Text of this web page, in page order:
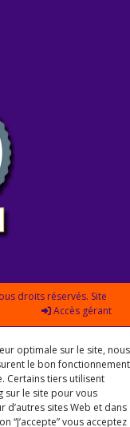
droits réservés. Site
Accès gérant
optimale sur le site, nous
le bon fonctionnement
Certains tiers utilisent
sur le site pour vous
sites Web et dans
“J’accepte” vous acceptez